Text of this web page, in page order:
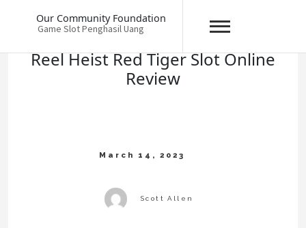
Our Community Foundation
Game Slot Penghasil Uang
Reel Heist Red Tiger Slot Online
Review